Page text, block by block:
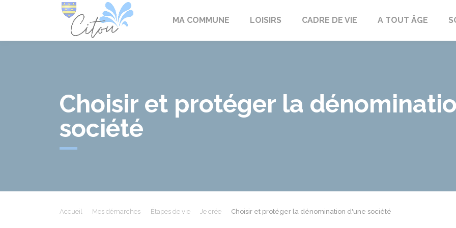
MA COMMUNE LOISIRS CADRE DE VIE A TOUT ÂGE
Choisir et protéger la
société
Accueil Mes démarches Étapes de vie Je crée Choisir et protéger la dénomination d'une société